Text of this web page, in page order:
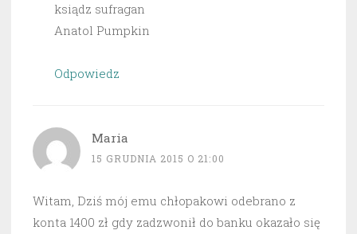
ksiądz sufragan
Anatol Pumpkin
Odpowiedz
Maria
15 GRUDNIA 2015 O 21:00
Witam, Dziś mój emu chłopakowi odebrano z
konta 1400 zł gdy zadzwonił do banku okazało się